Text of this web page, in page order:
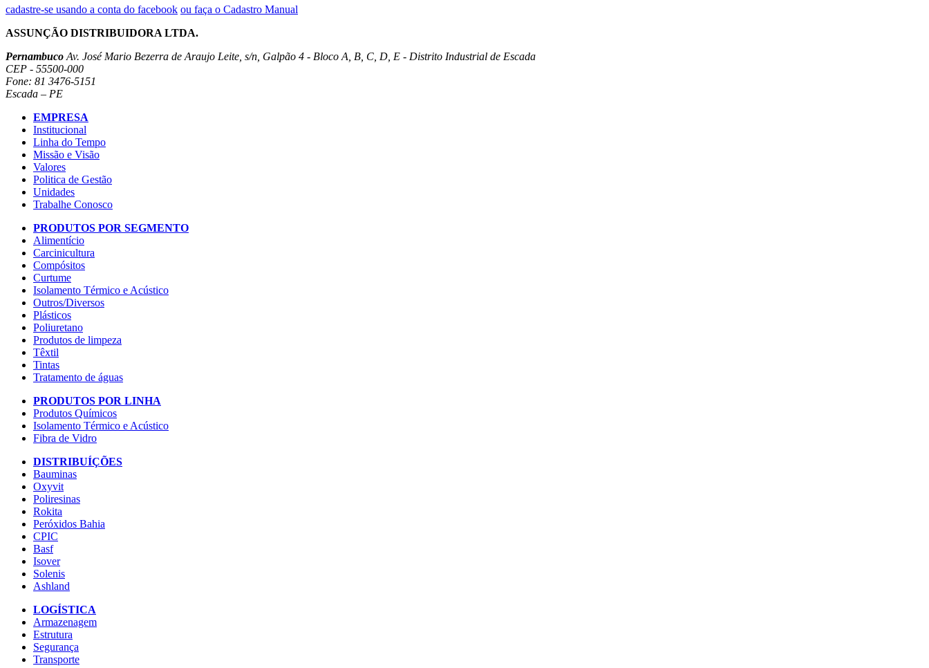
cadastre-se usando a conta do facebook ou faça o Cadastro Manual
ASSUNÇÃO DISTRIBUIDORA LTDA.
Pernambuco Av. José Mario Bezerra de Araujo Leite, s/n, Galpão 4 - Bloco A, B, C, D, E - Distrito Industrial de Escada
CEP - 55500-000
Fone: 81 3476-5151
Escada – PE
EMPRESA
Institucional
Linha do Tempo
Missão e Visão
Valores
Politica de Gestão
Unidades
Trabalhe Conosco
PRODUTOS POR SEGMENTO
Alimentício
Carcinicultura
Compósitos
Curtume
Isolamento Térmico e Acústico
Outros/Diversos
Plásticos
Poliuretano
Produtos de limpeza
Têxtil
Tintas
Tratamento de águas
PRODUTOS POR LINHA
Produtos Químicos
Isolamento Térmico e Acústico
Fibra de Vidro
DISTRIBUÍÇÕES
Bauminas
Oxyvit
Poliresinas
Rokita
Peróxidos Bahia
CPIC
Basf
Isover
Solenis
Ashland
LOGÍSTICA
Armazenagem
Estrutura
Segurança
Transporte